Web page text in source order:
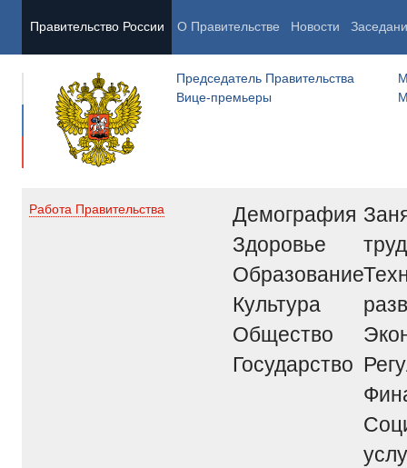
Правительство России О Правительстве Новости
Председатель Правительства
Вице-премьеры
Работа Правительства
Демография
Здоровье
Образование
Культура
Общество
Государство
труд